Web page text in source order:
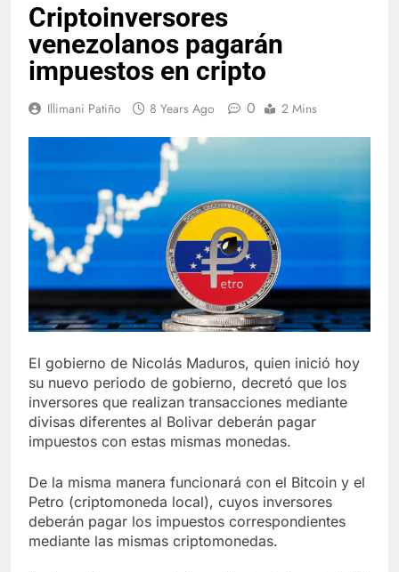
Criptoinversores
venezolanos pagarán
impuestos en cripto
Illimani Patiño 8 Years Ago 0 2 Mins
El gobierno de Nicolás Maduros, quien inició hoy
su nuevo periodo de gobierno, decretó que los
inversores que realizan transacciones mediante
divisas diferentes al Bolivar deberán pagar
impuestos con estas mismas monedas.
De la misma manera funcionará con el Bitcoin y el
Petro (criptomoneda local), cuyos inversores
deberán pagar los impuestos correspondientes
mediante las mismas criptomonedas.